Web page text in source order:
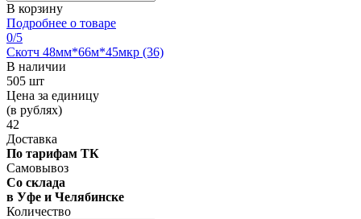
В корзину
Подробнее о товаре
0/5
Скотч 48мм*66м*45мкр (36)
В наличии
505 шт
Цена за единицу
(в рублях)
42
Доставка
По тарифам ТК
Самовывоз
Со склада
в Уфе и Челябинске
Количество